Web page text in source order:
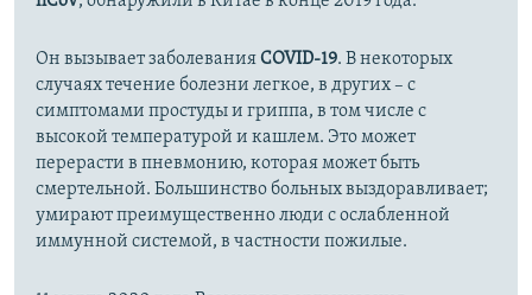
Он вызывает заболеванияCOVID-19. В некоторых
случаях течение болезни легкое, в других – с
симптомами простуды и гриппа, в том числе с
высокой температурой и кашлем. Это может
перерасти в пневмонию, которая может быть
смертельной. Большинство больных выздоравливает;
умирают преимущественно люди с ослабленной
иммунной системой, в частности пожилые.